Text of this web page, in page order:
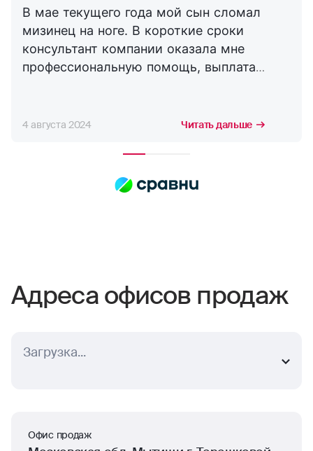
В мае текущего года мой сын сломал
мизинец на ноге. В короткие сроки
консультант компании оказала мне
профессиональную помощь, выплата
травме, никогда никаких проблем не
4 августа 2024 Читать дальше
Адреса офисов продаж
Выберите ближайший населенный пункт
Офис продаж